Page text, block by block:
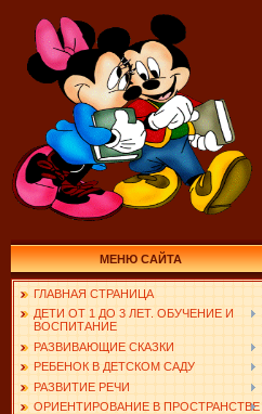
МЕНЮ САЙТА
ГЛАВНАЯ СТРАНИЦА
ДЕТИ ОТ 1 ДО 3 ЛЕТ. ОБУЧЕНИЕ И
ВОСПИТАНИЕ
РАЗВИВАЮЩИЕ СКАЗКИ
РЕБЕНОК В ДЕТСКОМ САДУ
РАЗВИТИЕ РЕЧИ
ОРИЕНТИРОВАНИЕ В ПРОСТРАНСТВЕ